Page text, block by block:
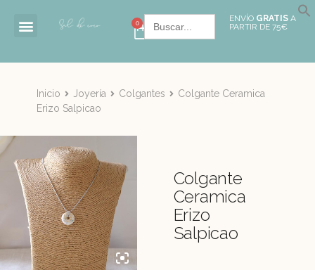
0 Buscar: ENVÍO GRATIS A
PARTIR DE 75€
Inicio Joyería Colgantes
Colgante Ceramica
Erizo Salpicao
Colgante
Ceramica
Erizo
Salpicao